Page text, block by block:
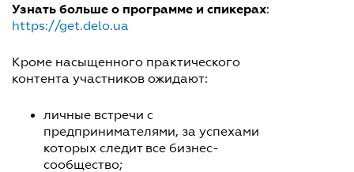
Узнать больше о программе и спикерах:
https://get.delo.ua
Кроме насыщенного практического
контента участников ожидают:
личные встречи с
предпринимателями, за успехами
которых следит все бизнес-
сообщество;